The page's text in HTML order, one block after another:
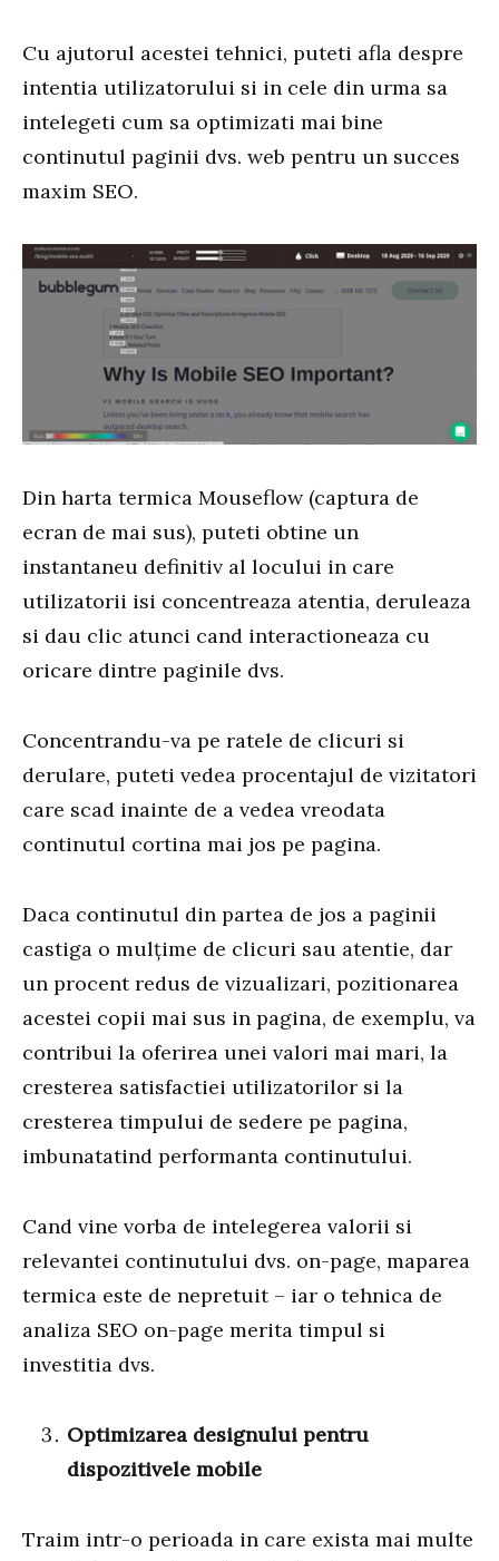
Cu ajutorul acestei tehnici, puteti afla despre
intentia utilizatorului si in cele din urma sa
intelegeti cum sa optimizati mai bine
continutul paginii dvs. web pentru un succes
maxim SEO.
Din harta termica Mouseflow (captura de
ecran de mai sus), puteti obtine un
instantaneu definitiv al locului in care
utilizatorii isi concentreaza atentia, deruleaza
si dau clic atunci cand interactioneaza cu
oricare dintre paginile dvs.
Concentrandu-va pe ratele de clicuri si
derulare, puteti vedea procentajul de vizitatori
care scad inainte de a vedea vreodata
continutul cortina mai jos pe pagina.
Daca continutul din partea de jos a paginii
castiga o mulțime de clicuri sau atentie, dar
un procent redus de vizualizari, pozitionarea
acestei copii mai sus in pagina, de exemplu, va
contribui la oferirea unei valori mai mari, la
cresterea satisfactiei utilizatorilor si la
cresterea timpului de sedere pe pagina,
imbunatatind performanta continutului.
Cand vine vorba de intelegerea valorii si
relevantei continutului dvs. on-page, maparea
termica este de nepretuit – iar o tehnica de
analiza SEO on-page merita timpul si
investitia dvs.
Optimizarea designului pentru
dispozitivele mobile
Traim intr-o perioada in care exista mai multe